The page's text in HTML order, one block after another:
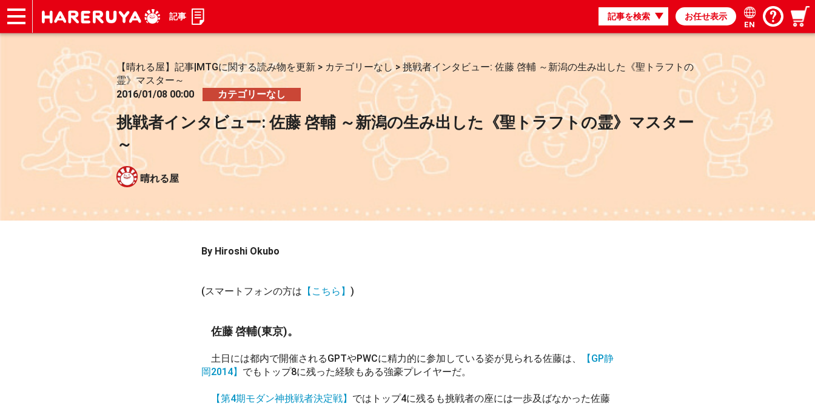
記事 記事を検索 お任せ表示
EN
【晴れる屋】記事|MTGに関する読み物を更新 > カテゴリーなし> 挑戦者インタビュー: 佐藤 啓輔 ～新潟の生み出した《聖トラフトの
霊》マスター～
2016/01/08 00:00
カテゴリーなし
挑戦者インタビュー: 佐藤 啓輔 ～新潟の生み出した《聖トラフトの霊》マスター
～
晴れる屋
By Hiroshi Okubo
(スマートフォンの方は 【こちら】 )
佐藤 啓輔(東京)。
土日には都内で開催されるGPTやPWCに精力的に参加している姿が見られる佐藤は、
【GP静
岡2014】 でもトップ8に残った経験もある強豪プレイヤーだ。
【第4期モダン神挑戦者決定戦】 ではトップ4に残るも挑戦者の座には一歩及ばなかった佐藤